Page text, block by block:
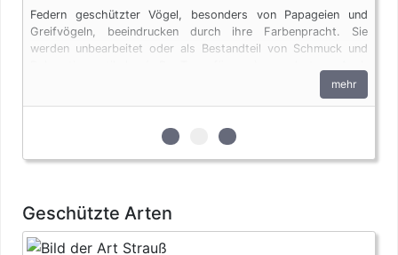
Federn geschützter Vögel, besonders von Papageien und
Greifvögeln, beeindrucken durch ihre Farbenpracht. Sie
werden unbearbeitet oder als Bestandteil von Schmuck und
Federn unterliegen den artenschutzrechtlichen Bestimmungen.
mehr
zur 1. geschützten
zur 2. geschützten
zur 3. geschützten
Geschützte Arten